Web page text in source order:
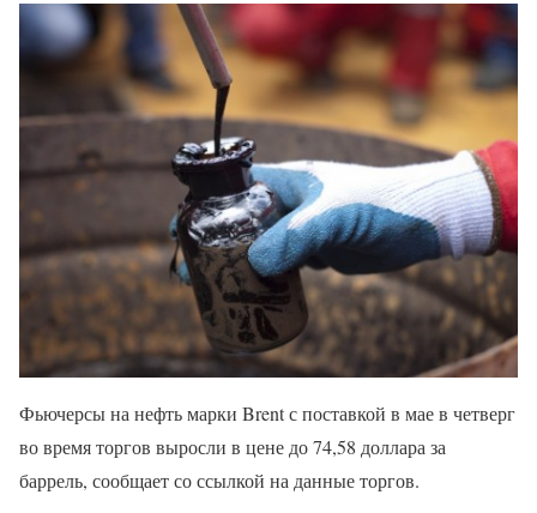
Фьючерсы на нефть марки Brent с поставкой в мае в четверг
во время торгов выросли в цене до 74,58 доллара за
баррель, сообщает со ссылкой на данные торгов.